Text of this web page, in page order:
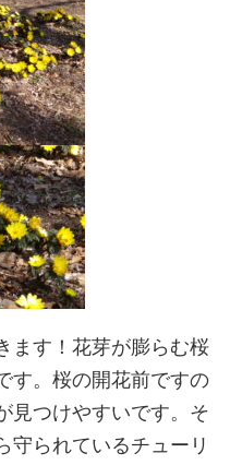
ます！花芽が膨らむ桜
す。桜の開花前ですの
見つけやすいです。そ
守られているチューリ